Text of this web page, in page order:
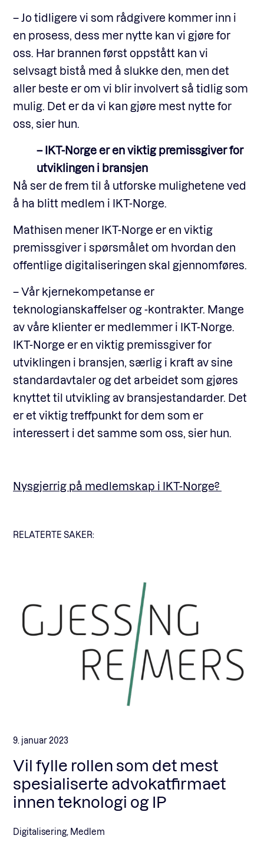
– Jo tidligere vi som rådgivere kommer inn i
en prosess, dess mer nytte kan vi gjøre for
oss. Har brannen først oppstått kan vi
selvsagt bistå med å slukke den, men det
aller beste er om vi blir involvert så tidlig som
mulig. Det er da vi kan gjøre mest nytte for
oss, sier hun.
– IKT-Norge er en viktig premissgiver for
utviklingen i bransjen
Nå ser de frem til å utforske mulighetene ved
å ha blitt medlem i IKT-Norge.
Mathisen mener IKT-Norge er en viktig
premissgiver i spørsmålet om hvordan den
offentlige digitaliseringen skal gjennomføres.
– Vår kjernekompetanse er
teknologianskaffelser og -kontrakter. Mange
av våre klienter er medlemmer i IKT-Norge.
IKT-Norge er en viktig premissgiver for
utviklingen i bransjen, særlig i kraft av sine
standardavtaler og det arbeidet som gjøres
knyttet til utvikling av bransjestandarder. Det
er et viktig treffpunkt for dem som er
interessert i det samme som oss, sier hun.
Nysgjerrig på medlemskap i IKT-Norge?
RELATERTE SAKER:
9. januar 2023
Vil fylle rollen som det mest
spesialiserte advokatfirmaet
innen teknologi og IP
Digitalisering, Medlem